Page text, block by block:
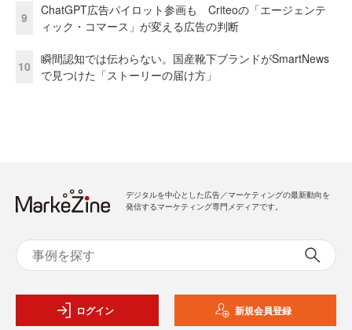
9
ChatGPT広告パイロット参画も Criteoの「エージェンテ
ィック・コマース」が変える広告の判断
10
瞬間認知では伝わらない。国産靴下ブランドがSmartNews
で見つけた「ストーリーの届け方」
デジタルを中心とした広告／マーケティングの最新動向を
発信するマーケティング専門メディアです。
ログイン 新規会員登録